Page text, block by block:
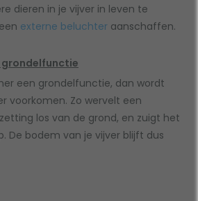
dieren in je vijver in leven te
externe beluchter aanschaffen.
grondelfunctie
een grondelfunctie, dan wordt
voorkomen. Zo wervelt een
los van de grond, en zuigt het
De bodem van je vijver blijft dus